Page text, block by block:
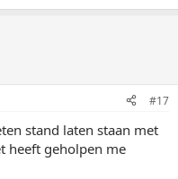
#17
stand laten staan met
heeft geholpen me